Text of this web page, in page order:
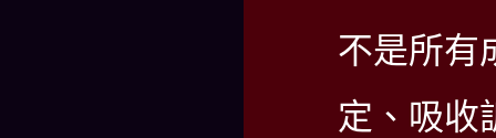
不是所有
定、吸收